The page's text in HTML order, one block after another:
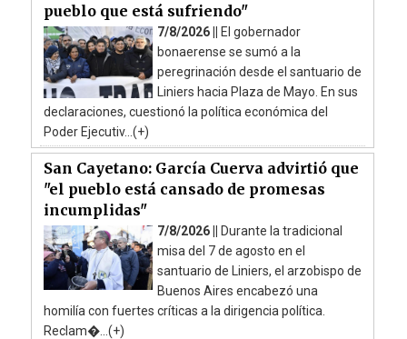
pueblo que está sufriendo"
7/8/2026 || El gobernador
bonaerense se sumó a la
peregrinación desde el santuario de
Liniers hacia Plaza de Mayo. En sus
declaraciones, cuestionó la política económica del
Poder Ejecutiv...(+)
San Cayetano: García Cuerva advirtió que
"el pueblo está cansado de promesas
incumplidas"
7/8/2026 || Durante la tradicional
misa del 7 de agosto en el
santuario de Liniers, el arzobispo de
Buenos Aires encabezó una
homilía con fuertes críticas a la dirigencia política.
Reclam�...(+)